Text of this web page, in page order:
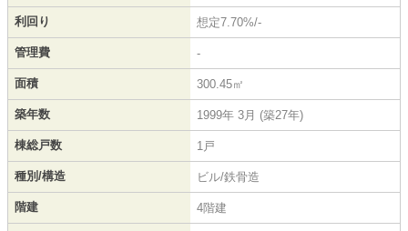
利回り 想定7.70%/-
管理費 -
面積 300.45㎡
築年数 1999年 3月 (築27年)
棟総戸数 1戸
種別/構造 ビル/鉄骨造
階建 4階建